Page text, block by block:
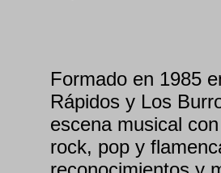
Formado en 1985
Rápidos y Los
escena musical
rock, pop y